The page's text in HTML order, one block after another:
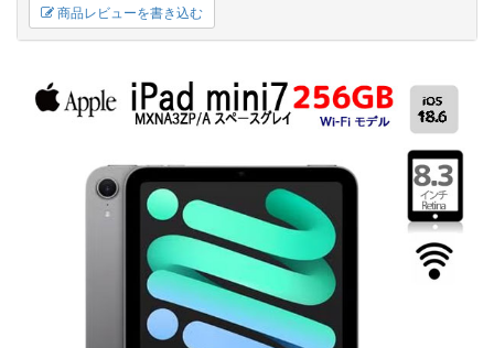
商品レビューを書き込む